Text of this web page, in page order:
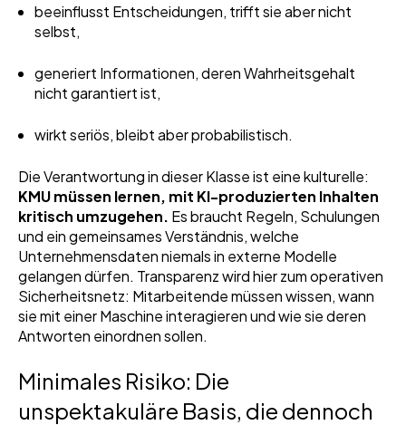
beeinflusst Entscheidungen, trifft sie aber nicht
selbst,
generiert Informationen, deren Wahrheitsgehalt
nicht garantiert ist,
wirkt seriös, bleibt aber probabilistisch.
Die Verantwortung in dieser Klasse ist eine kulturelle:
KMU müssen lernen, mit KI-produzierten Inhalten
kritisch umzugehen. Es braucht Regeln, Schulungen
und ein gemeinsames Verständnis, welche
Unternehmensdaten niemals in externe Modelle
gelangen dürfen. Transparenz wird hier zum operativen
Sicherheitsnetz: Mitarbeitende müssen wissen, wann
sie mit einer Maschine interagieren und wie sie deren
Antworten einordnen sollen.
Minimales Risiko: Die
unspektakuläre Basis, die dennoch